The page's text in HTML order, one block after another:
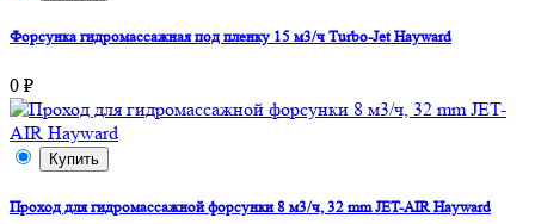
Форсунка гидромассажная под пленку 15 м3/ч Turbo-Jet Hayward
0 ₽
Купить
Проход для гидромассажной форсунки 8 м3/ч, 32 mm JET-AIR Hayward